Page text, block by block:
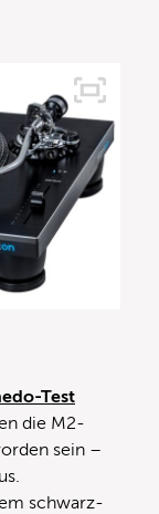
Test
die M2-
sein –
schwarz-